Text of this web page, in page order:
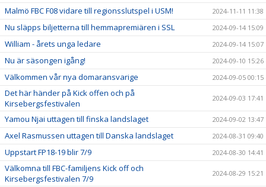
Malmö FBC F08 vidare till regionsslutspel i USM! 2024-11-11 11:38
Nu släpps biljetterna till hemmapremiären i SSL 2024-09-14 15:09
William - årets unga ledare 2024-09-14 15:07
Nu är säsongen igång! 2024-09-10 15:26
Välkommen vår nya domaransvarige 2024-09-05 00:15
Det här händer på Kick offen och på
Kirsebergsfestivalen
2024-09-03 17:41
Yamou Njai uttagen till finska landslaget 2024-09-02 13:47
Axel Rasmussen uttagen till Danska landslaget 2024-08-31 09:40
Uppstart FP18-19 blir 7/9 2024-08-30 14:41
Välkomna till FBC-familjens Kick off och
Kirsebergsfestivalen 7/9
2024-08-29 15:21